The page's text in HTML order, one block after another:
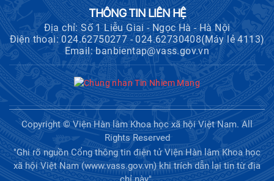
Thông báo bổ sung về việc tuyển
sinh đào tạo trình độ tiến sĩ đợt 1
năm 2026
Hội thảo quốc tế "Không gian phát
triển Việt Nam trong kỷ nguyên mới:
Định hướng chiến lược và lựa chọn
chính sách”
Khai quật công trường khai thác đá
THÔNG TIN LIÊN HỆ
Địa chỉ: Số 1 Liễu Giai - Ngọc Hà - Hà Nội
Điện thoại: 024.62750277 - 024.62730408(Máy lẻ 4113)
Email: banbientap@vass.gov.vn
Copyright © Viện Hàn lâm Khoa học xã hội Việt Nam. All
Rights Reserved
"Ghi rõ nguồn Cổng thông tin điện tử Viện Hàn lâm Khoa học
xã hội Việt Nam (www.vass.gov.vn) khi trích dẫn lại tin từ địa